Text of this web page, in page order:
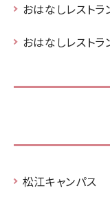
おはなしレストラ
おはなしレストラ
松江キャンパス